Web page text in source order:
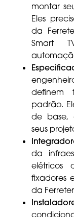
montar
Eles
da
Smart
definem
padrão.
de base,
seus
da
elétricos
fixadores
da